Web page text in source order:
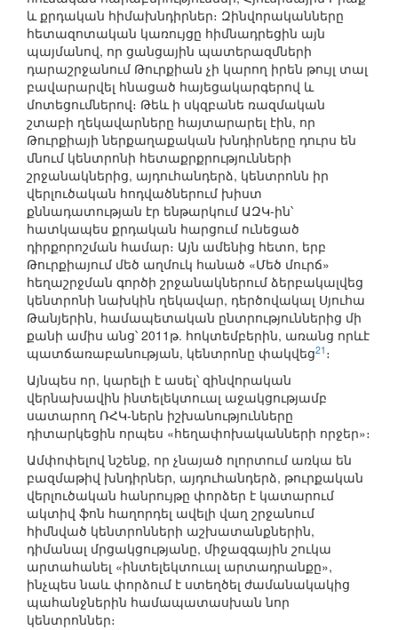
և քրդական հիմախնդիրներ։ Զինվորականները
հետազոտական կառույցը հիմնադրեցին այն
պայմանով, որ ցանցային պատերազմների
դարաշրջանում Թուրքիան չի կարող իրեն թույլ տալ
բավարարվել հնացած հայեցակարգերով և
մոտեցումներով։ Թեև ի սկզբանե ռազմական
շտաբի ղեկավարները հայտարարել էին, որ
Թուրքիայի ներքաղաքական խնդիրները դուրս են
մնում կենտրոնի հետաքրքրությունների
շրջանակներից, այդուհանդերձ, կենտրոնն իր
վերլուծական հոդվածներում խիստ
քննադատության էր ենթարկում ԱԶԿ-ին՝
հատկապես քրդական հարցում ունեցած
դիրքորոշման համար։ Այն ամենից հետո, երբ
Թուրքիայում մեծ աղմուկ հանած «Մեծ մուրճ»
հեղաշրջման գործի շրջանակներում ձերբակալվեց
կենտրոնի նախկին ղեկավար, դերծովակալ Սյուհա
Թանյերին, համապետական ընտրություններից մի
քանի ամիս անց՝ 2011թ. հոկտեմբերին, առանց որևէ
պատճառաբանության, կենտրոնը փակվեց21 ։
Այնպես որ, կարելի է ասել՝ զինվորական
վերնախավին ինտելեկտուալ աջակցությամբ
սատարող ՌՀԿ-ներն իշխանությունները
դիտարկեցին որպես «հեղափոխականների որջեր»։
Ամփոփելով նշենք, որ չնայած ոլորտում առկա են
բազմաթիվ խնդիրներ, այդուհանդերձ, թուրքական
վերլուծական հանրույթը փորձեր է կատարում
ակտիվ ֆոն հաղորդել ավելի վաղ շրջանում
հիմնված կենտրոնների աշխատանքներին,
դիմանալ մրցակցությանը, միջազգային շուկա
արտահանել «ինտելեկտուալ արտադրանքը»,
ինչպես նաև փորձում է ստեղծել ժամանակակից
պահանջներին համապատասխան նոր
կենտրոններ։